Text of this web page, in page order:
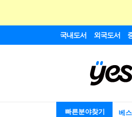
국내도서 외국도서
빠른분야찾기 베